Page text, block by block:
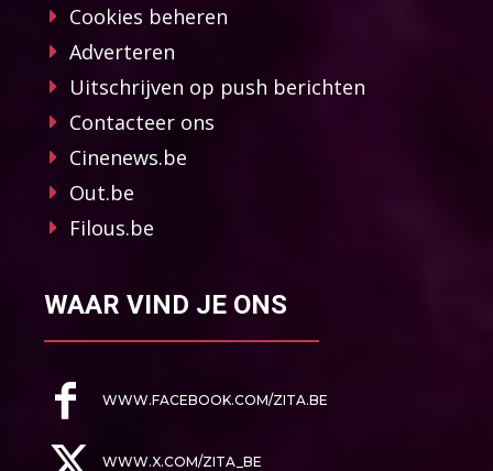
Cookies beheren
Adverteren
Uitschrijven op push berichten
Contacteer ons
Cinenews.be
Out.be
Filous.be
WAAR VIND JE ONS
WWW.FACEBOOK.COM/ZITA.BE
WWW.X.COM/ZITA_BE